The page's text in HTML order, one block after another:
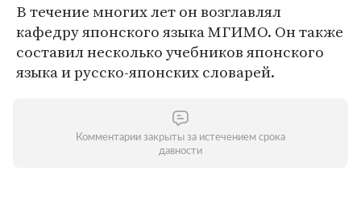
В течение многих лет он возглавлял
кафедру японского языка МГИМО. Он также
составил несколько учебников японского
языка и русско-японских словарей.
Комментарии закрыты за истечением срока
давности